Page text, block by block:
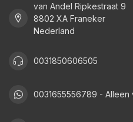
van Andel Ripkestraat 9
8802 XA Franeker
Nederland
0031850606505
0031655556789 - Alleen